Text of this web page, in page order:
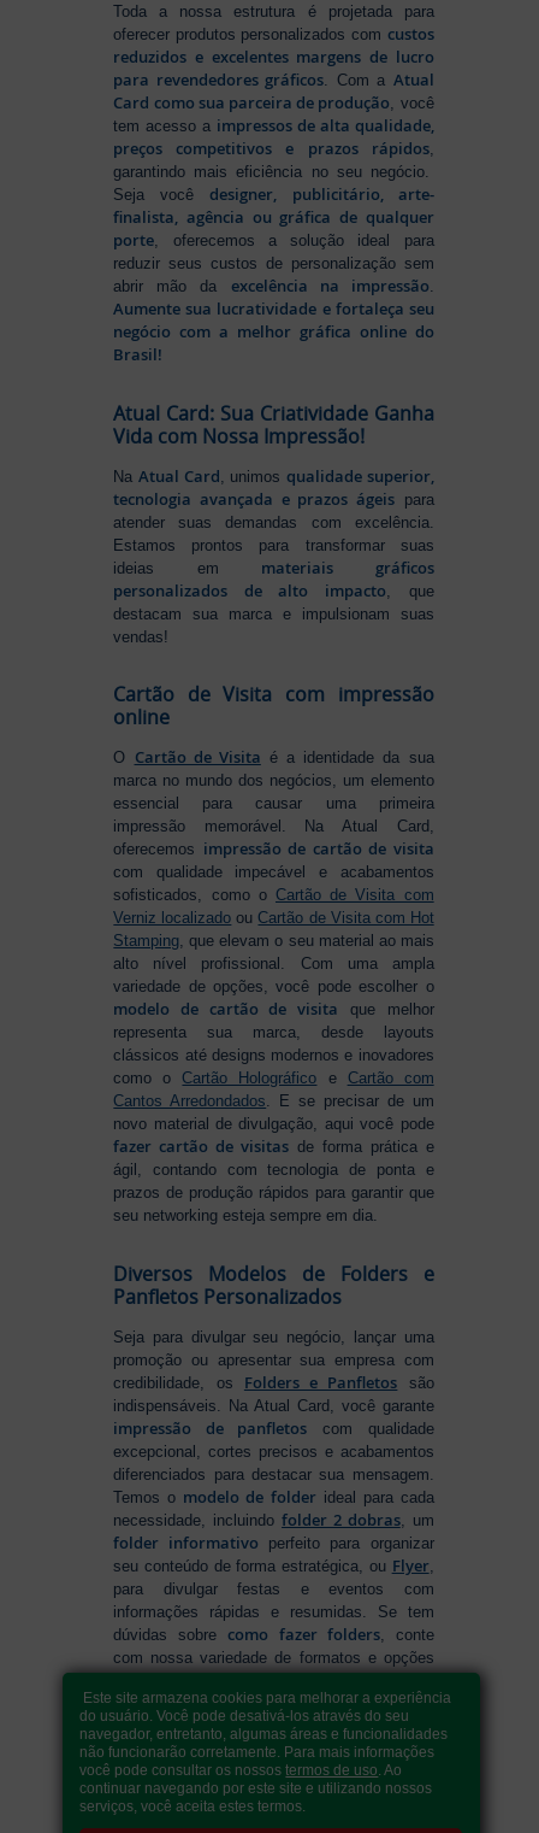
Toda a nossa estrutura é projetada para
oferecer produtos personalizados com custos
reduzidos e excelentes margens de lucro
para revendedores gráficos . Com a Atual
Card como sua parceira de produção , você
tem acesso a impressos de alta qualidade,
preços competitivos e prazos rápidos,
garantindo mais eficiência no seu negócio.
Seja vocêdesigner, publicitário, arte-
finalista, agência ou gráfica de qualquer
porte , oferecemos a solução ideal para
reduzir seus custos de personalização sem
abrir mão da excelência na impressão
Aumente sua lucratividade e fortaleça seu
negócio com a melhor gráfica online do
Brasil!
Atual Card: Sua Criatividade Ganha
Vida com Nossa Impressão!
Na Atual Card , unimos qualidade superior,
tecnologia avançada e prazos ágeispara
atender suas demandas com excelência.
Estamos prontos para transformar suas
ideias em materiais gráficos
personalizados de alto impacto , que
destacam sua marca e impulsionam suas
vendas!
Cartão de Visita com impressão
online
O Cartão de Visita é a identidade da sua
marca no mundo dos negócios, um elemento
essencial para causar uma primeira
impressão memorável. Na Atual Card,
oferecemos impressão de cartão de visita
com qualidade impecável e acabamentos
sofisticados, como o Cartão de Visita com
Verniz localizado ouCartão de Visita com Hot
Stamping, que elevam o seu material ao mais
alto nível profissional. Com uma ampla
variedade de opções, você pode escolher o
modelo de cartão de visita que melhor
representa sua marca, desde layouts
clássicos até designs modernos e inovadores
como oCartão Holográfico e Cartão com
Cantos Arredondados. E se precisar de um
novo material de divulgação, aqui você pode
fazer cartão de visitas de forma prática e
ágil, contando com tecnologia de ponta e
prazos de produção rápidos para garantir que
seu networking esteja sempre em dia.
Diversos Modelos de Folders e
Panfletos Personalizados
Seja para divulgar seu negócio, lançar uma
promoção ou apresentar sua empresa com
credibilidade, os Folders e Panfletos são
indispensáveis. Na Atual Card, você garante
impressão de panfletos com qualidade
excepcional, cortes precisos e acabamentos
diferenciados para destacar sua mensagem.
Temos o modelo de folder ideal para cada
necessidade, incluindofolder 2 dobras, um
folder informativo perfeito para organizar
seu conteúdo de forma estratégica, ou Flyer
para divulgar festas e eventos com
informações rápidas e resumidas. Se tem
dúvidas sobrecomo fazer folders, conte
com nossa variedade de formatos e opções
destaca. Produção ágil, entrega rápida e
qualidade garantida para levar sua
comunicação a outro nível!
Este site armazena cookies para melhorar a experiência
do usuário. Você pode desativá-los através do seu
navegador, entretanto, algumas áreas e funcionalidades
não funcionarão corretamente. Para mais informações
você pode consultar os nossostermos de uso. Ao
continuar navegando por este site e utilizando nossos
serviços, você aceita estes termos.